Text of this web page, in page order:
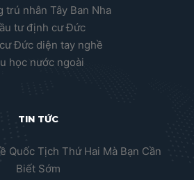
trú nhân Tây Ban Nha
tư định cư Đức
Đức diện tay nghề
học nước ngoài
TIN TỨC
Quốc Tịch Thứ Hai Mà Bạn Cần
Biết Sớm